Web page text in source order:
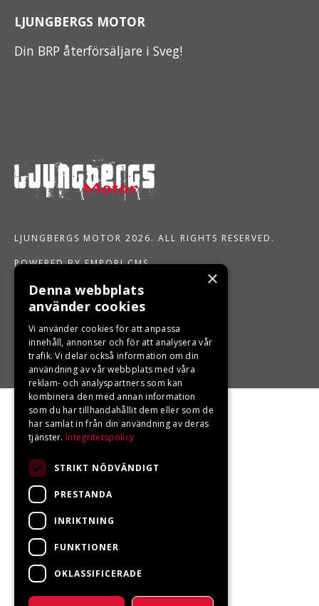
LJUNGBERGS MOTOR
Din BRP återförsäljare i Sveg!
LJUNGBERGS MOTOR 2026. ALL RIGHTS RESERVED.
POWERED BY EMPORI CMS
×
Denna webbplats
använder cookies
Vi använder cookies för att anpassa
innehåll, annonser och för att analysera vår
trafik. Vi delar också information om din
användning av vår webbplats med våra
reklam- och analyspartners som kan
kombinera den med annan information
som du har tillhandahållit dem eller som de
har samlat in från din användning av deras
tjänster. Integritetspolicy
STRIKT NÖDVÄNDIGT
PRESTANDA
INRIKTNING
FUNKTIONER
OKLASSIFICERADE